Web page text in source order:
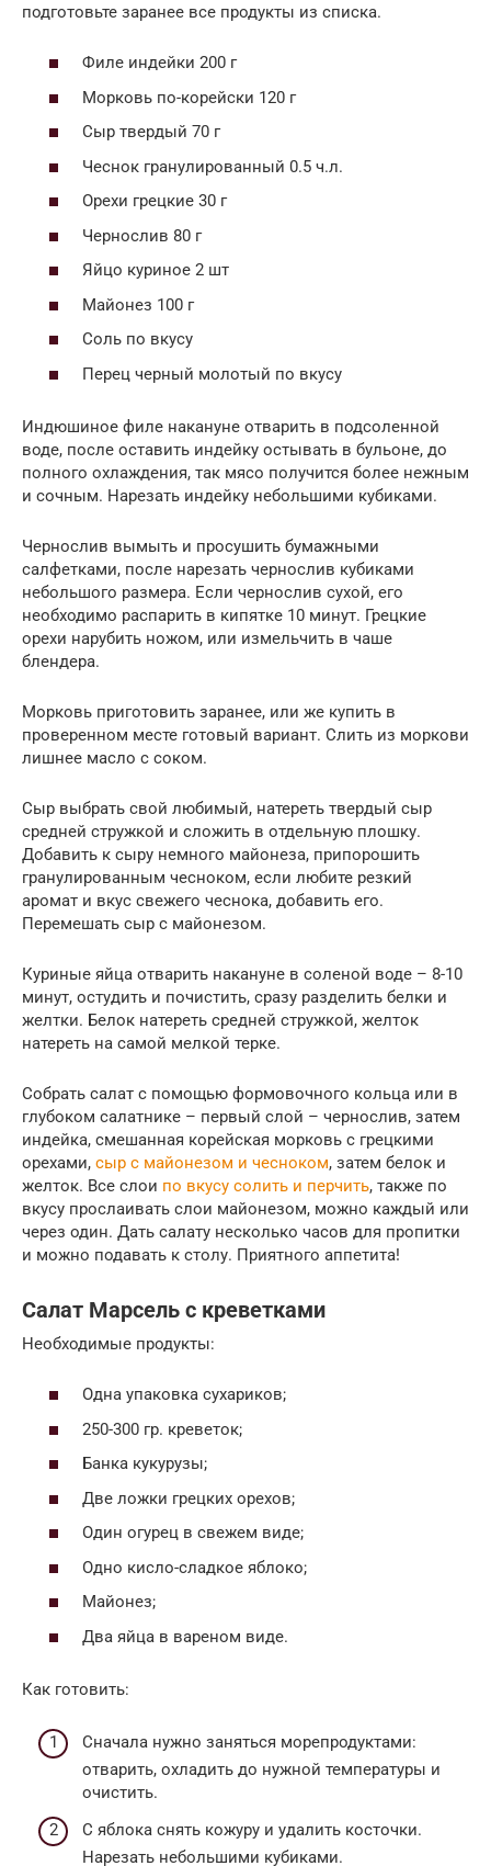
подготовьте заранее все продукты из списка.
Филе индейки 200 г
Морковь по-корейски 120 г
Сыр твердый 70 г
Чеснок гранулированный 0.5 ч.л.
Орехи грецкие 30 г
Чернослив 80 г
Яйцо куриное 2 шт
Майонез 100 г
Соль по вкусу
Перец черный молотый по вкусу
Индюшиное филе накануне отварить в подсоленной
воде, после оставить индейку остывать в бульоне, до
полного охлаждения, так мясо получится более нежным
и сочным. Нарезать индейку небольшими кубиками.
Чернослив вымыть и просушить бумажными
салфетками, после нарезать чернослив кубиками
небольшого размера. Если чернослив сухой, его
необходимо распарить в кипятке 10 минут. Грецкие
орехи нарубить ножом, или измельчить в чаше
блендера.
Морковь приготовить заранее, или же купить в
проверенном месте готовый вариант. Слить из моркови
лишнее масло с соком.
Сыр выбрать свой любимый, натереть твердый сыр
средней стружкой и сложить в отдельную плошку.
Добавить к сыру немного майонеза, припорошить
гранулированным чесноком, если любите резкий
аромат и вкус свежего чеснока, добавить его.
Перемешать сыр с майонезом.
Куриные яйца отварить накануне в соленой воде – 8-10
минут, остудить и почистить, сразу разделить белки и
желтки. Белок натереть средней стружкой, желток
натереть на самой мелкой терке.
Собрать салат с помощью формовочного кольца или в
глубоком салатнике – первый слой – чернослив, затем
индейка, смешанная корейская морковь с грецкими
орехами, сыр с майонезом и чесноком, затем белок и
желток. Все слои по вкусу солить и перчить, также по
вкусу прослаивать слои майонезом, можно каждый или
через один. Дать салату несколько часов для пропитки
и можно подавать к столу. Приятного аппетита!
Салат Марсель с креветками
Необходимые продукты:
Одна упаковка сухариков;
250-300 гр. креветок;
Банка кукурузы;
Две ложки грецких орехов;
Один огурец в свежем виде;
Одно кисло-сладкое яблоко;
Майонез;
Два яйца в вареном виде.
Как готовить:
Сначала нужно заняться морепродуктами:
отварить, охладить до нужной температуры и
очистить.
С яблока снять кожуру и удалить косточки.
Нарезать небольшими кубиками.